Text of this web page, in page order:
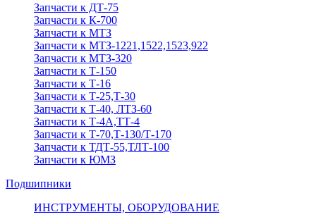
Запчасти к ДТ-75
Запчасти к К-700
Запчасти к МТЗ
Запчасти к МТЗ-1221,1522,1523,922
Запчасти к МТЗ-320
Запчасти к Т-150
Запчасти к Т-16
Запчасти к Т-25,Т-30
Запчасти к Т-40, ЛТЗ-60
Запчасти к Т-4А,ТТ-4
Запчасти к Т-70,Т-130/Т-170
Запчасти к ТДТ-55,ТЛТ-100
Запчасти к ЮМЗ
Подшипники
ИНСТРУМЕНТЫ, ОБОРУДОВАНИЕ